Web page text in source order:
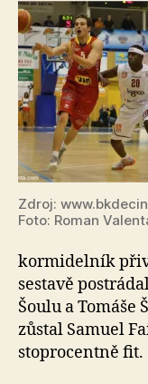
Zdroj:
Foto: Roman
kormidelník
sestavě
Šoulu a Tomáše
zůstal Samuel
stoprocentně fit.